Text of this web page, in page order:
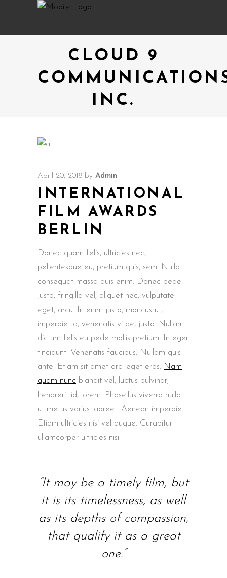
CLOUD 9
INC.
April 20, 2018 by Admin
INTERNATIONAL
FILM AWARDS
BERLIN
Donec quam felis, ultricies nec,
pellentesque eu, pretium quis, sem. Nulla
consequat massa quis enim. Donec pede
justo, fringilla vel, aliquet nec, vulputate
eget, arcu. In enim justo, rhoncus ut,
imperdiet a, venenatis vitae, justo. Nullam
dictum felis eu pede mollis pretium. Integer
tincidunt. Venenatis faucibus. Nullam quis
ante. Etiam sit amet orci eget eros. Nam
quam nunc blandit vel, luctus pulvinar,
hendrerit id, lorem. Phasellus viverra nulla
ut metus varius laoreet. Aenean imperdiet.
Etiam ultricies nisi vel augue. Curabitur
ullamcorper ultricies nisi.
“It may be a timely film, but
it is its timelessness, as well
as its depths of compassion,
that qualify it as a great
one.”